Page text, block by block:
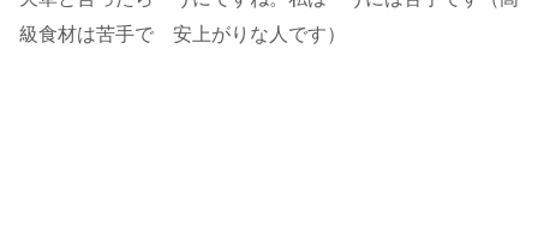
級食材は苦手で 安上がりな人です）